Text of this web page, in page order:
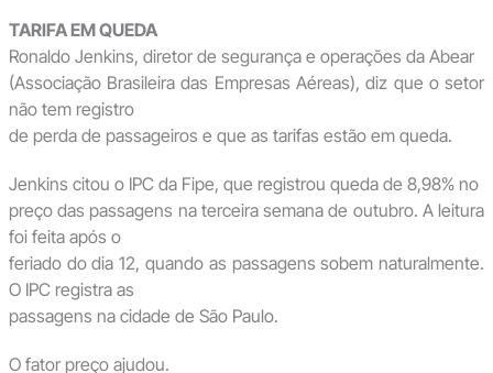
TARIFA EM QUEDA
Ronaldo Jenkins, diretor de segurança e operações da Abear
(Associação Brasileira das Empresas Aéreas), diz que o setor
não tem registro
de perda de passageiros e que as tarifas estão em queda.
Jenkins citou o IPC da Fipe, que registrou queda de 8,98% no
preço das passagens na terceira semana de outubro. A leitura
foi feita após o
feriado do dia 12, quando as passagens sobem naturalmente.
O IPC registra as
passagens na cidade de São Paulo.
O fator preço ajudou.